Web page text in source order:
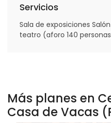
Servicios
Sala de exposiciones
teatro (aforo 140
Más planes en
Casa de Vacas